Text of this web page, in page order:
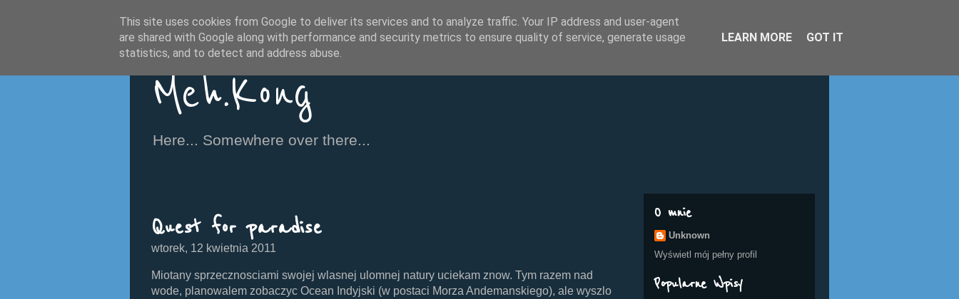
Meh.Kong
Here... Somewhere over there...
Quest for paradise
wtorek, 12 kwietnia 2011
Miotany sprzecznosciami swojej wlasnej ulomnej natury uciekam znow. Tym razem nad
wode, planowalem zobaczyc Ocean Indyjski (w postaci Morza Andemanskiego), ale wyszlo
O mnie
Unknown
Wyświetl mój pełny profil
Popularne Wpisy
This site uses cookies from Google to deliver its services and to analyze traffic. Your IP address and user-agent
are shared with Google along with performance and security metrics to ensure quality of service, generate usage
statistics, and to detect and address abuse.
LEARN MORE GOT IT